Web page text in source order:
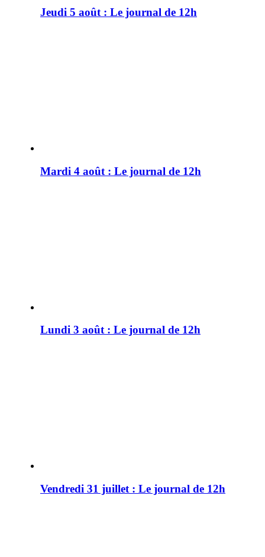
Jeudi 5 août : Le journal de 12h
Mardi 4 août : Le journal de 12h
Lundi 3 août : Le journal de 12h
Vendredi 31 juillet : Le journal de 12h